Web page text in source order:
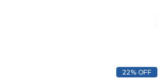
22% OFF